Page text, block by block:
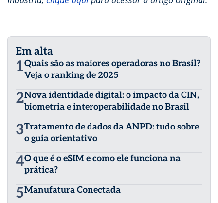
Em alta
1Quais são as maiores operadoras no Brasil?
Veja o ranking de 2025
2Nova identidade digital: o impacto da CIN,
biometria e interoperabilidade no Brasil
3Tratamento de dados da ANPD: tudo sobre
o guia orientativo
4O que é o eSIM e como ele funciona na
prática?
5Manufatura Conectada